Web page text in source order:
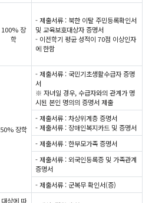
100% 장
학
- 제출서류 : 북한 이탈 주민등록확인서
및 교육보호대상자 증명서
- 이전학기 평균 성적이 70점 이상인자
에 한함
50% 장학
- 제출서류 : 국민기초생활수급자 증명
서
※ 자녀일 경우, 수급자와의 관계가 명
시된 본인 명의의 증명서 제출
- 제출서류 : 차상위계층 증명서
- 제출서류 : 장애인복지카드 및 증명서
- 제출서류 : 한부모가족 증명서
- 제출서류 : 외국인등록증 및 가족관계
증명서
- 제출서류 : 군복무 확인서(증)
대상에 따